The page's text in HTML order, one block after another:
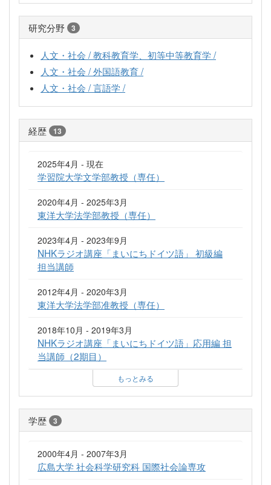
研究分野 3
人文・社会 / 教科教育学、初等中等教育学 /
人文・社会 / 外国語教育 /
人文・社会 / 言語学 /
経歴 13
2025年4月 - 現在
学習院大学文学部教授（専任）
2020年4月 - 2025年3月
東洋大学法学部教授（専任）
2023年4月 - 2023年9月
NHKラジオ講座「まいにちドイツ語」 初級編
担当講師
2012年4月 - 2020年3月
東洋大学法学部准教授（専任）
2018年10月 - 2019年3月
NHKラジオ講座「まいにちドイツ語」応用編 担
当講師（2期目）
もっとみる
学歴 3
2000年4月 - 2007年3月
広島大学 社会科学研究科 国際社会論専攻